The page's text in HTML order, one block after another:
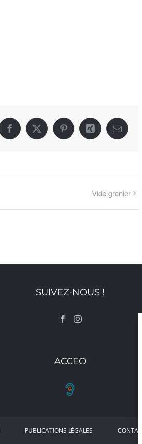
Facebook
X PinterestXing Email
Vide grenier
SUIVEZ-NOUS !
ACCEO
PUBLICATIONS LÉGALES CONTACT